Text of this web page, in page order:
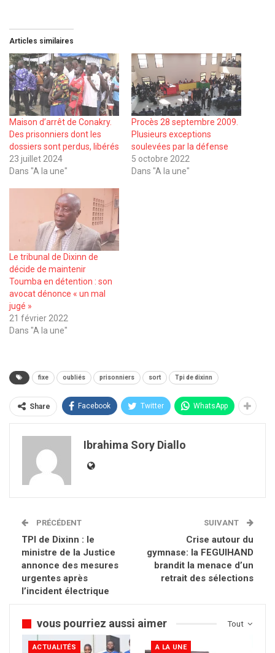
Articles similaires
Maison d’arrêt de Conakry.
Des prisonniers dont les
dossiers sont perdus, libérés
23 juillet 2024
Dans "A la une"
Procès 28 septembre 2009.
Plusieurs exceptions
soulevées par la défense
5 octobre 2022
Dans "A la une"
Le tribunal de Dixinn de
décide de maintenir
Toumba en détention : son
avocat dénonce « un mal
jugé »
21 février 2022
Dans "A la une"
fixe oubliés prisonniers sort Tpi de dixinn
Share Facebook Twitter WhatsApp
Ibrahima Sory Diallo
PRÉCÉDENT
TPI de Dixinn : le
ministre de la Justice
annonce des mesures
urgentes après
l’incident électrique
SUIVANT
Crise autour du
gymnase: la FEGUIHAND
brandit la menace d’un
retrait des sélections
Tout
vous pourriez aussi aimer
ACTUALITÉS A LA UNE